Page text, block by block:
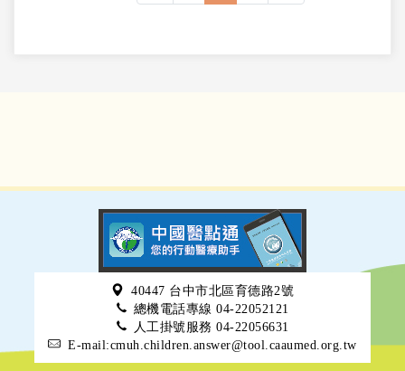
40447 台中市北區育德路2號
總機電話專線 04-22052121
人工掛號服務 04-22056631
E-mail:cmuh.children.answer@tool.caaumed.org.tw